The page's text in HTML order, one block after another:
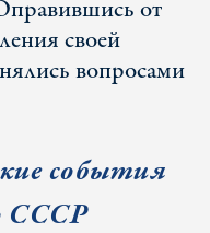
от
своей
вопросами
события
СССР